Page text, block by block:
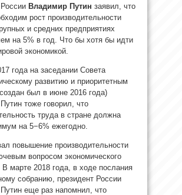
Владимир Путин заявил, что
рост производительности
и средних предприятиях
на 5% в год. Что бы хотя бы идти
экономикой.
года на заседании Совета
развитию и приоритетным
был в июне 2016 года)
тоже говорил, что
труда в стране должна
на 5−6% ежегодно.
повышение производительности
вопросом экономического
В марте 2018 года, в ходе послания
собранию, президент России
еще раз напомнил, что